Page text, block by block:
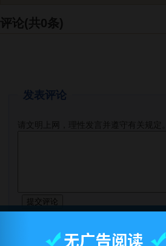
评论(共0条)
发表评论
请文明上网，理性发言并遵守有关规定。